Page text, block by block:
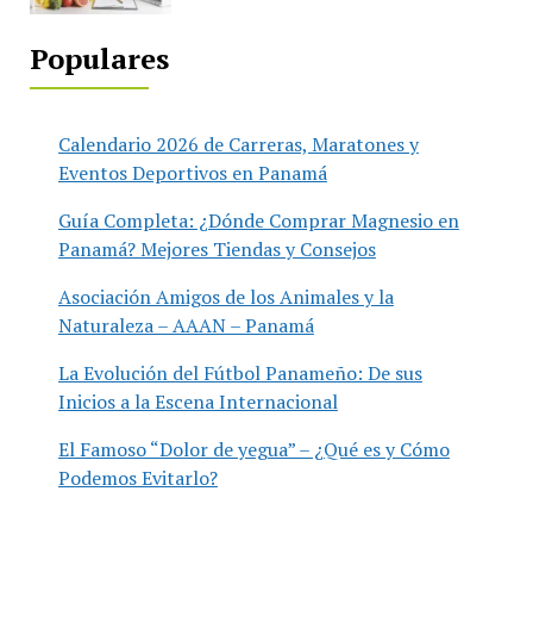
Populares
Calendario 2026 de Carreras, Maratones y
Eventos Deportivos en Panamá
Guía Completa: ¿Dónde Comprar Magnesio en
Panamá? Mejores Tiendas y Consejos
Asociación Amigos de los Animales y la
Naturaleza – AAAN – Panamá
La Evolución del Fútbol Panameño: De sus
Inicios a la Escena Internacional
El Famoso “Dolor de yegua” – ¿Qué es y Cómo
Podemos Evitarlo?